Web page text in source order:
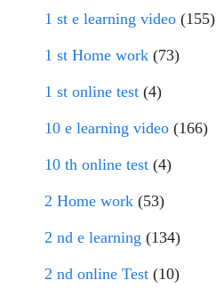
1 st e learning video (155)
1 st Home work (73)
1 st online test (4)
10 e learning video (166)
10 th online test (4)
2 Home work (53)
2 nd e learning (134)
2 nd online Test (10)